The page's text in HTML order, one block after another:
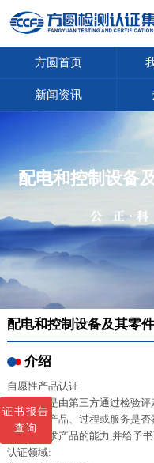
方圆首页
新闻资讯
配电和控制设备
配电和控制设备及其零
介绍
自愿性产品认证
产品认证是由第三方通过检验
认企业的产品、过程或服务是
合标准要求产品的能力,并给予
认证领域:
证书报告
查询